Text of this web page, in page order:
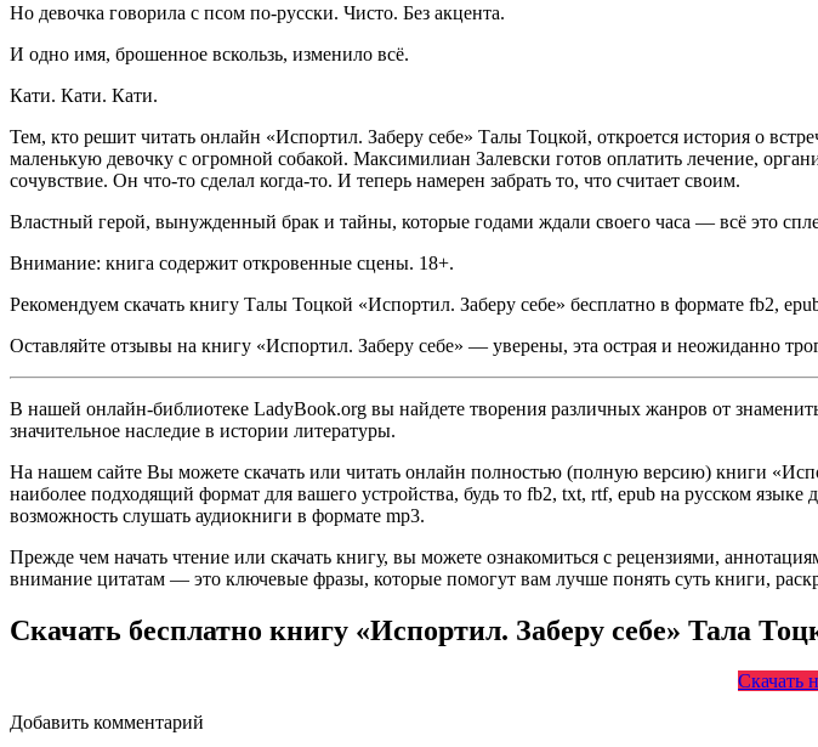
Но девочка говорила с псом по-русски. Чисто. Без акцента.
И одно имя, брошенное вскользь, изменило всё.
Кати. Кати. Кати.
Тем, кто решит читать онлайн «Испортил. Заберу себе» Талы Тоцкой, откроется история о
маленькую девочку с огромной собакой. Максимилиан Залевски готов оплатить лечение,
сочувствие. Он что-то сделал когда-то. И теперь намерен забрать то, что считает своим.
Властный герой, вынужденный брак и тайны, которые годами ждали своего часа — всё это
Внимание: книга содержит откровенные сцены. 18+.
Рекомендуем скачать книгу Талы Тоцкой «Испортил. Заберу себе» бесплатно в формате fb2,
Оставляйте отзывы на книгу «Испортил. Заберу себе» — уверены, эта острая и неожиданно
В нашей онлайн-библиотеке LadyBook.org вы найдете творения различных жанров от
значительное наследие в истории литературы.
На нашем сайте Вы можете скачать или читать онлайн полностью (полную версию) книги
наиболее подходящий формат для вашего устройства, будь то fb2, txt, rtf, epub на русском
возможность слушать аудиокниги в формате mp3.
Прежде чем начать чтение или скачать книгу, вы можете ознакомиться с рецензиями,
внимание цитатам — это ключевые фразы, которые помогут вам лучше понять суть книги,
Скачать бесплатно книгу «Испортил. Заберу себе» Тала
Скачать
Добавить комментарий